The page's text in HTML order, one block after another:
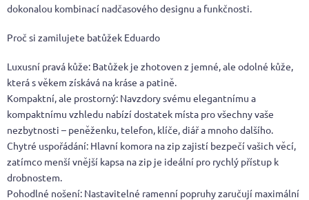
dokonalou kombinací nadčasového designu a funkčnosti.
Proč si zamilujete batůžek Eduardo
Luxusní pravá kůže: Batůžek je zhotoven z jemné, ale odolné kůže,
která s věkem získává na kráse a patině.
Kompaktní, ale prostorný: Navzdory svému elegantnímu a
kompaktnímu vzhledu nabízí dostatek místa pro všechny vaše
nezbytnosti – peněženku, telefon, klíče, diář a mnoho dalšího.
Chytré uspořádání: Hlavní komora na zip zajistí bezpečí vašich věcí,
zatímco menší vnější kapsa na zip je ideální pro rychlý přístup k
drobnostem.
Pohodlné nošení: Nastavitelné ramenní popruhy zaručují maximální